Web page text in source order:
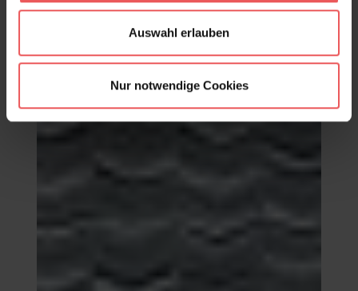
Auswahl erlauben
Nur notwendige Cookies